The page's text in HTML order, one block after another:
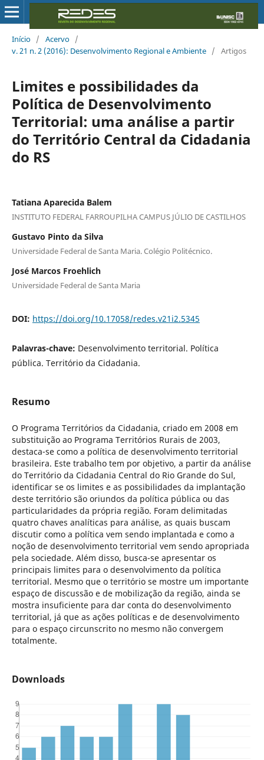
Início / Acervo /
v. 21 n. 2 (2016): Desenvolvimento Regional e Ambiente / Artigos
Limites e possibilidades da
Política de Desenvolvimento
Territorial: uma análise a partir
do Território Central da Cidadania
do RS
Tatiana Aparecida Balem
INSTITUTO FEDERAL FARROUPILHA CAMPUS JÚLIO DE CASTILHOS
Gustavo Pinto da Silva
Universidade Federal de Santa Maria. Colégio Politécnico.
José Marcos Froehlich
Universidade Federal de Santa Maria
DOI: https://doi.org/10.17058/redes.v21i2.5345
Palavras-chave: Desenvolvimento territorial. Política
pública. Território da Cidadania.
Resumo
O Programa Territórios da Cidadania, criado em 2008 em
substituição ao Programa Territórios Rurais de 2003,
destaca-se como a política de desenvolvimento territorial
brasileira. Este trabalho tem por objetivo, a partir da análise
do Território da Cidadania Central do Rio Grande do Sul,
identificar se os limites e as possibilidades da implantação
deste território são oriundos da política pública ou das
particularidades da própria região. Foram delimitadas
quatro chaves analíticas para análise, as quais buscam
discutir como a política vem sendo implantada e como a
noção de desenvolvimento territorial vem sendo apropriada
pela sociedade. Além disso, busca-se apresentar os
principais limites para o desenvolvimento da política
territorial. Mesmo que o território se mostre um importante
espaço de discussão e de mobilização da região, ainda se
mostra insuficiente para dar conta do desenvolvimento
territorial, já que as ações políticas e de desenvolvimento
para o espaço circunscrito no mesmo não convergem
totalmente.
Downloads